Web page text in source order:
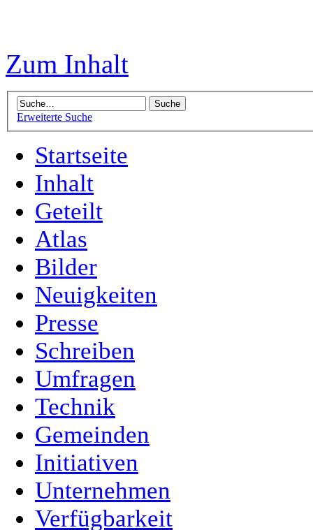
Zum Inhalt
Erweiterte Suche
Startseite
Inhalt
Geteilt
Atlas
Bilder
Neuigkeiten
Presse
Schreiben
Umfragen
Technik
Gemeinden
Initiativen
Unternehmen
Verfügbarkeit